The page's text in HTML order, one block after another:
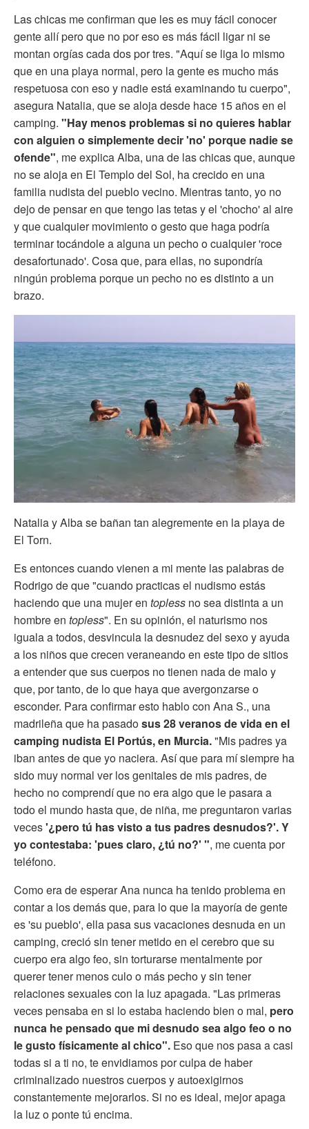
Las chicas me confirman que les es muy fácil conocer
gente allí pero que no por eso es más fácil ligar ni se
montan orgías cada dos por tres. "Aquí se liga lo mismo
que en una playa normal, pero la gente es mucho más
respetuosa con eso y nadie está examinando tu cuerpo",
asegura Natalia, que se aloja desde hace 15 años en el
camping. "Hay menos problemas si no quieres hablar
con alguien o simplemente decir 'no' porque nadie se
ofende", me explica Alba, una de las chicas que, aunque
no se aloja en El Templo del Sol, ha crecido en una
familia nudista del pueblo vecino. Mientras tanto, yo no
dejo de pensar en que tengo las tetas y el 'chocho' al aire
y que cualquier movimiento o gesto que haga podría
terminar tocándole a alguna un pecho o cualquier 'roce
desafortunado'. Cosa que, para ellas, no supondría
ningún problema porque un pecho no es distinto a un
brazo.
Natalia y Alba se bañan tan alegremente en la playa de
El Torn.
Es entonces cuando vienen a mi mente las palabras de
Rodrigo de que "cuando practicas el nudismo estás
haciendo que una mujer en topless no sea distinta a un
hombre en topless". En su opinión, el naturismo nos
iguala a todos, desvincula la desnudez del sexo y ayuda
a los niños que crecen veraneando en este tipo de sitios
a entender que sus cuerpos no tienen nada de malo y
que, por tanto, de lo que haya que avergonzarse o
esconder. Para confirmar esto hablo con Ana S., una
madrileña que ha pasadosus 28 veranos de vida en el
camping nudista El Portús, en Murcia."Mis padres ya
iban antes de que yo naciera. Así que para mí siempre ha
sido muy normal ver los genitales de mis padres, de
hecho no comprendí que no era algo que le pasara a
todo el mundo hasta que, de niña, me preguntaron varias
veces'¿pero tú has visto a tus padres desnudos?'. Y
yo contestaba: 'pues claro, ¿tú no?' ", me cuenta por
teléfono.
Como era de esperar Ana nunca ha tenido problema en
contar a los demás que, para lo que la mayoría de gente
es 'su pueblo', ella pasa sus vacaciones desnuda en un
camping, creció sin tener metido en el cerebro que su
cuerpo era algo feo, sin torturarse mentalmente por
querer tener menos culo o más pecho y sin tener
relaciones sexuales con la luz apagada. "Las primeras
veces pensaba en si lo estaba haciendo bien o mal, pero
nunca he pensado que mi desnudo sea algo feo o no
le gusto físicamente al chico". Eso que nos pasa a casi
todas si a ti no, te envidiamos por culpa de haber
criminalizado nuestros cuerpos y autoexigirnos
constantemente mejorarlos. Si no es ideal, mejor apaga
la luz o ponte tú encima.